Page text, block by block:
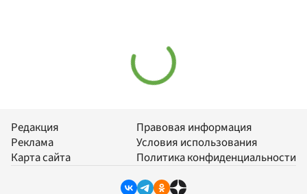
Редакция
Реклама
Карта сайта
Правовая информация
Условия использования
Политика конфиденциальности